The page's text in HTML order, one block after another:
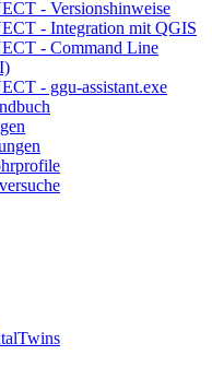
- Versionshinweise
- Integration mit QGIS
- Command Line
- ggu-assistant.exe